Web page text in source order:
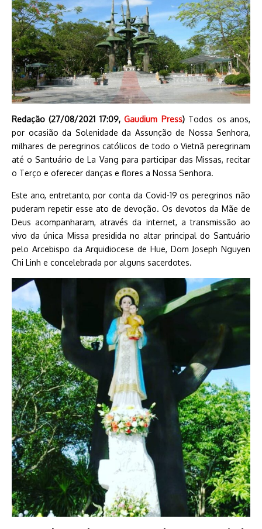
Redação (27/08/2021 17:09,Gaudium Press)Todos os anos,
por ocasião da Solenidade da Assunção de Nossa Senhora,
milhares de peregrinos católicos de todo o Vietnã peregrinam
até o Santuário de La Vang para participar das Missas, recitar
o Terço e oferecer danças e flores a Nossa Senhora.
Este ano, entretanto, por conta da Covid-19 os peregrinos não
puderam repetir esse ato de devoção. Os devotos da Mãe de
Deus acompanharam, através da internet, a transmissão ao
vivo da única Missa presidida no altar principal do Santuário
pelo Arcebispo da Arquidiocese de Hue, Dom Joseph Nguyen
Chi Linh e concelebrada por alguns sacerdotes.